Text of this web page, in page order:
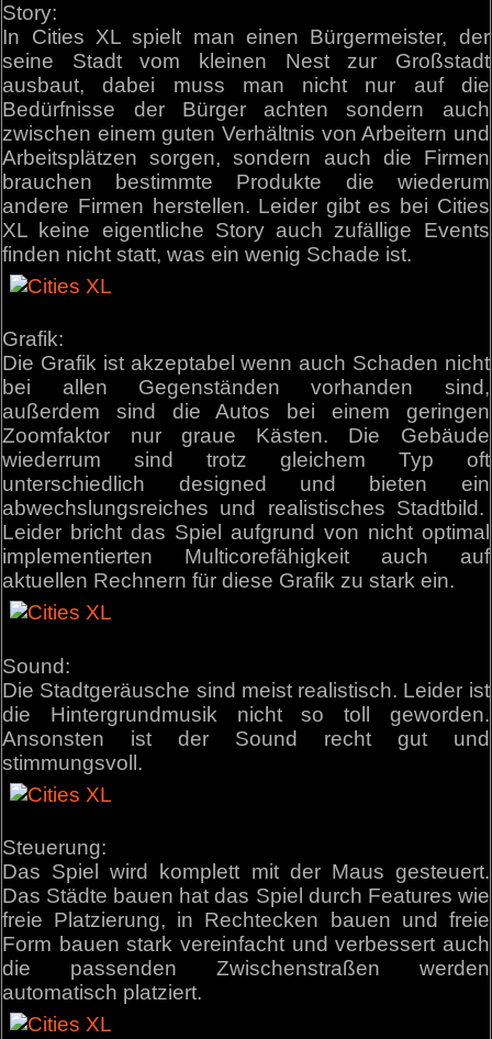
Story:
In Cities XL spielt man einen Bürgermeister, der
seine Stadt vom kleinen Nest zur Großstadt
ausbaut, dabei muss man nicht nur auf die
Bedürfnisse der Bürger achten sondern auch
zwischen einem guten Verhältnis von Arbeitern und
Arbeitsplätzen sorgen, sondern auch die Firmen
brauchen bestimmte Produkte die wiederum
andere Firmen herstellen. Leider gibt es bei Cities
XL keine eigentliche Story auch zufällige Events
finden nicht statt, was ein wenig Schade ist.
Grafik:
Die Grafik ist akzeptabel wenn auch Schaden nicht
bei allen Gegenständen vorhanden sind,
außerdem sind die Autos bei einem geringen
Zoomfaktor nur graue Kästen. Die Gebäude
wiederrum sind trotz gleichem Typ oft
unterschiedlich designed und bieten ein
abwechslungsreiches und realistisches Stadtbild.
Leider bricht das Spiel aufgrund von nicht optimal
implementierten Multicorefähigkeit auch auf
aktuellen Rechnern für diese Grafik zu stark ein.
Sound:
Die Stadtgeräusche sind meist realistisch. Leider ist
die Hintergrundmusik nicht so toll geworden.
Ansonsten ist der Sound recht gut und
stimmungsvoll.
Steuerung:
Das Spiel wird komplett mit der Maus gesteuert.
Das Städte bauen hat das Spiel durch Features wie
freie Platzierung, in Rechtecken bauen und freie
Form bauen stark vereinfacht und verbessert auch
die passenden Zwischenstraßen werden
automatisch platziert.